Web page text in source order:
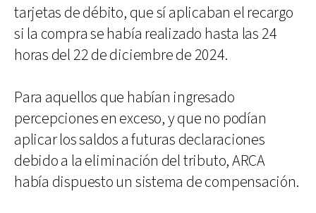
tarjetas de débito, que sí aplicaban el recargo
si la compra se había realizado hasta las 24
horas del 22 de diciembre de 2024.
Para aquellos que habían ingresado
percepciones en exceso, y que no podían
aplicar los saldos a futuras declaraciones
debido a la eliminación del tributo, ARCA
había dispuesto un sistema de compensación.